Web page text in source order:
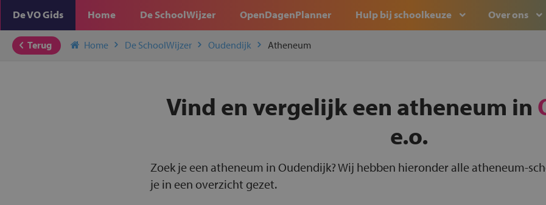
De VO Gids Home De SchoolWijzer OpenDagenPlanner Hulp bij schoolkeuze Over ons
Terug Home De SchoolWijzer Oudendijk Atheneum
Vind en vergelijk een atheneum in
e.o.
Zoek je een atheneum in Oudendijk? Wij hebben hieronder alle atheneum-
je in een overzicht gezet.